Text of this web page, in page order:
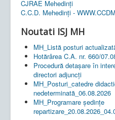
CJRAE Mehedinți
C.C.D. Mehedinţi -
Noutati ISJ MH
MH_Listă posturi
Hotărârea C.A. nr. 660/
Procedură detașare în
directori adjuncți
MH_Posturi_catedre
nedeterminată_06.08.2026
MH_Programare ședințe